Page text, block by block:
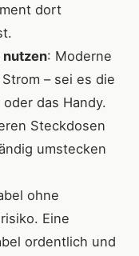
dort
nutzen: Moderne
– sei es die
das Handy.
Steckdosen
umstecken
ohne
Eine
ordentlich und